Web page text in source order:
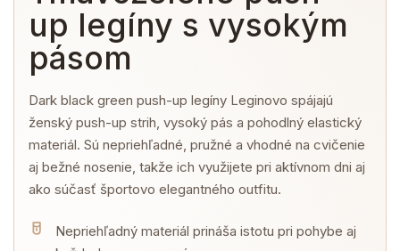
up legíny s vysokým
pásom
Dark black green push-up legíny Leginovo spájajú
ženský push-up strih, vysoký pás a pohodlný elastický
materiál. Sú nepriehľadné, pružné a vhodné na cvičenie
aj bežné nosenie, takže ich využijete pri aktívnom dni aj
ako súčasť športovo elegantného outfitu.
Nepriehľadný materiál prináša istotu pri pohybe aj